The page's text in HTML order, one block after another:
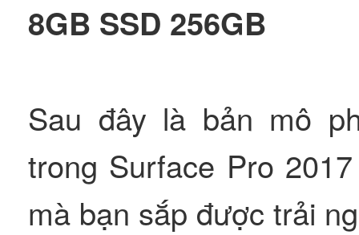
8GB SSD 256GB
Sau đây là bản mô
trong Surface Pro
mà bạn sắp được trải